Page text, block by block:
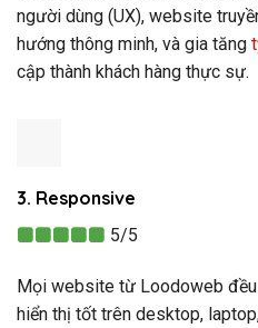
người dùng (UX), website
hướng thông minh, và gia tăng
cập thành khách hàng thực sự.
3. Responsive
5/5
Mọi website từ Loodoweb
hiển thị tốt trên desktop,